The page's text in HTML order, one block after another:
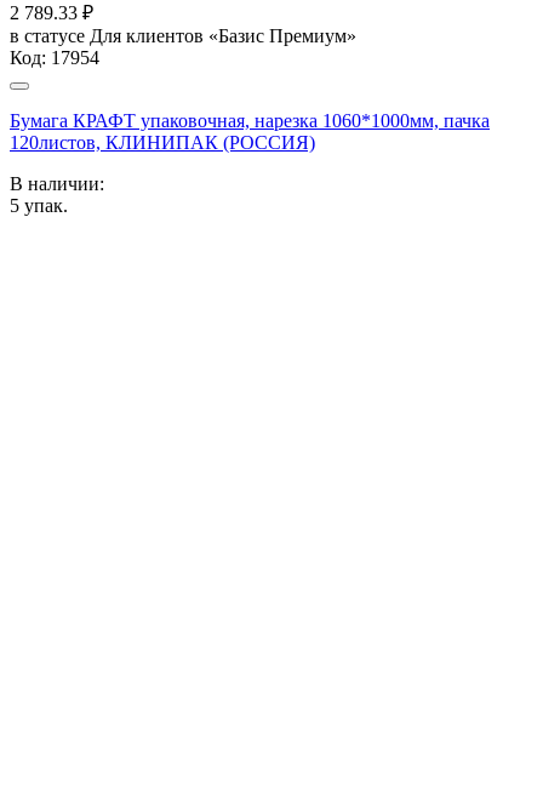
2 789.33 ₽
в статусе Для клиентов «Базис Премиум»
Код: 17954
Бумага КРАФТ упаковочная, нарезка 1060*1000мм, пачка
120листов, КЛИНИПАК (РОССИЯ)
В наличии:
5 упак.